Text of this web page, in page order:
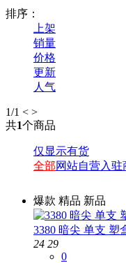
排序：
上架
销量
价格
更新
人气
1/1 < >
共1个商品
仅显示有货
全部网站自营入驻
爆款 精品 新品
3380 暗尖 单支 塑
24 29
0